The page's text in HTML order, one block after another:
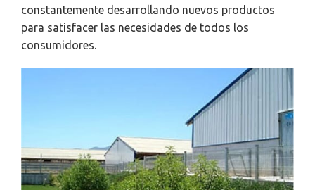
constantemente desarrollando nuevos productos
para satisfacer las necesidades de todos los
consumidores.